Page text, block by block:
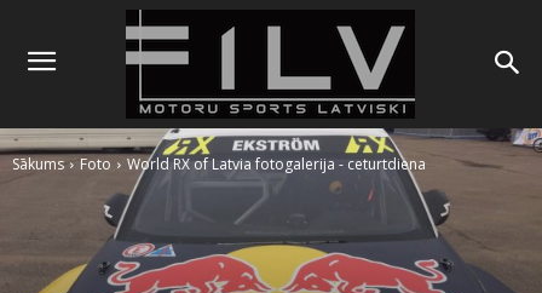
Sākums Foto World RX of Latvia fotogalerija - ceturtdiena